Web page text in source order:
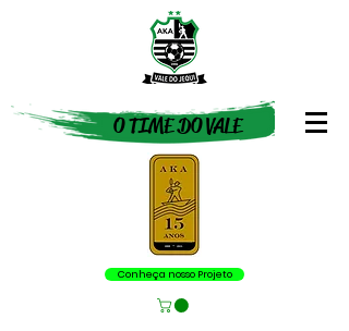
O TIME DO VALE
Conheça nosso Projeto